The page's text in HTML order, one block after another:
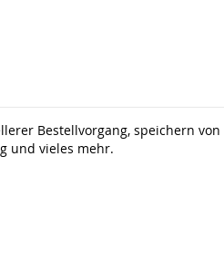
Bestellvorgang, speichern von
und vieles mehr.